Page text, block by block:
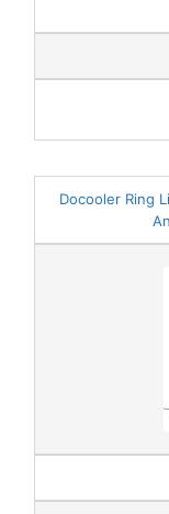
Docooler Ring